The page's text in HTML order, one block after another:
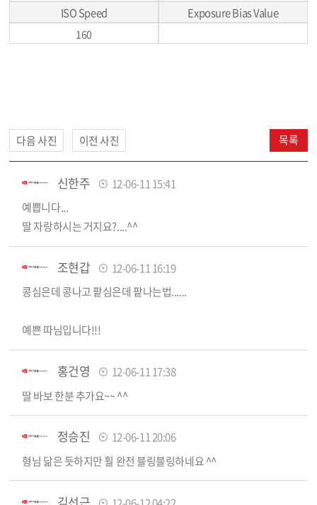
ISO Speed
160
Exposure Bias Value
다음 사진 이전 사진 목록
신한주
12-06-11 15:41
예쁩니다...
딸 자랑하시는 거지요?....^^
조현갑
12-06-11 16:19
콩심은데 콩나고 팥심은데 팥나는법......
예쁜 따님입니다!!!
홍건영
12-06-11 17:38
딸 바보 한분 추가요~~ ^^
정승진
12-06-11 20:06
형님 닮은 듯하지만 훨 완전 블링블링하네요 ^^